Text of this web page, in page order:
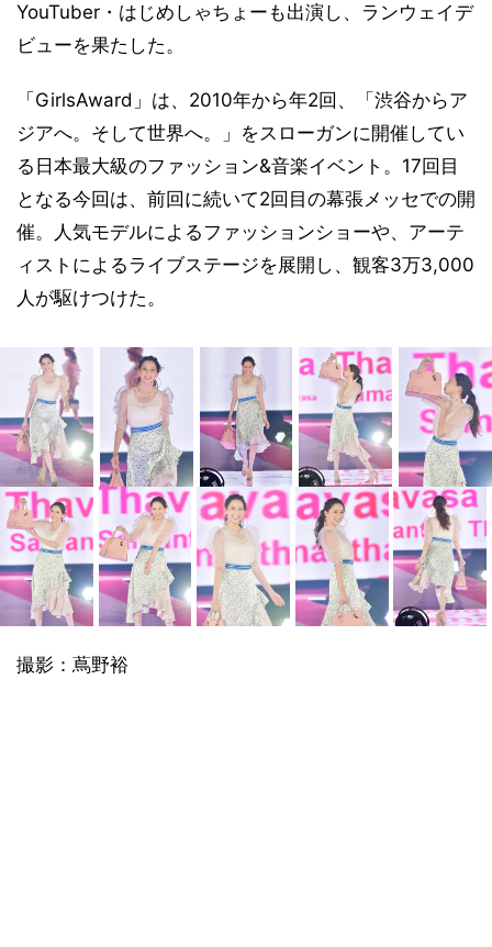
YouTuber・はじめしゃちょーも出演し、ランウェイデ
ビューを果たした。
「GirlsAward」は、2010年から年2回、「渋谷からア
ジアへ。そして世界へ。」をスローガンに開催してい
る日本最大級のファッション&音楽イベント。17回目
となる今回は、前回に続いて2回目の幕張メッセでの開
催。人気モデルによるファッションショーや、アーテ
ィストによるライブステージを展開し、観客3万3,000
人が駆けつけた。
撮影：蔦野裕